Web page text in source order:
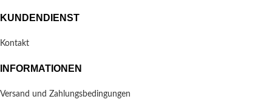
KUNDENDIENST
Kontakt
INFORMATIONEN
Versand und Zahlungsbedingungen